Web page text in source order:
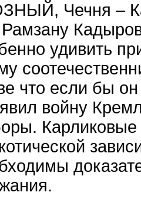
Чечня –
удивить
что если бы он
войну
Карликовые